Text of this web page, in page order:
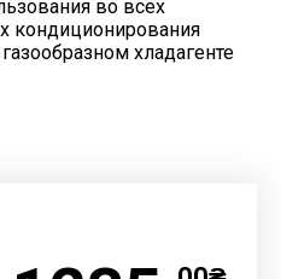
во всех
кондиционирования
хладагенте